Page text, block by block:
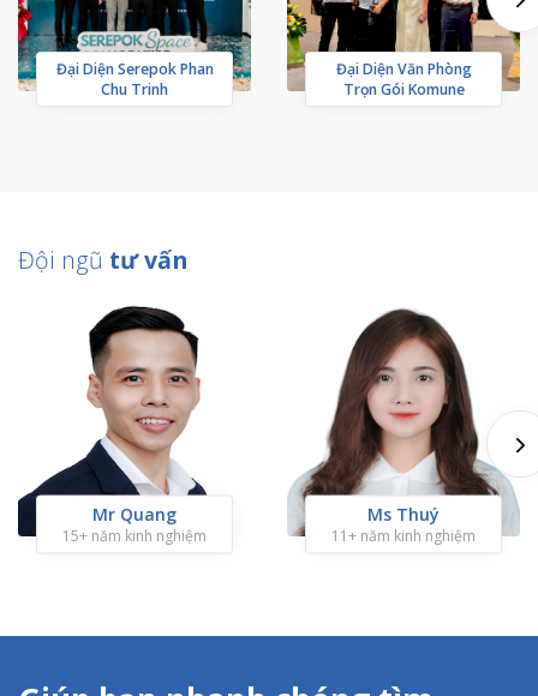
Đại Diện Serepok Phan
Chu Trinh
Đại Diện Văn Phòng
Trọn Gói Komune
Đội ngũ tư vấn
Mr Quang
15+ năm kinh nghiệm
Ms Thuý
11+ năm kinh nghiệm